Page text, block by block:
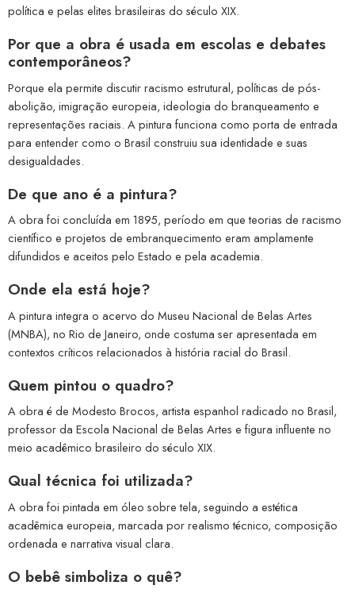
política e pelas elites brasileiras do século XIX.
Por que a obra é usada em escolas e debates
contemporâneos?
Porque ela permite discutir racismo estrutural, políticas de pós-
abolição, imigração europeia, ideologia do branqueamento e
representações raciais. A pintura funciona como porta de entrada
para entender como o Brasil construiu sua identidade e suas
desigualdades.
De que ano é a pintura?
A obra foi concluída em 1895, período em que teorias de racismo
científico e projetos de embranquecimento eram amplamente
difundidos e aceitos pelo Estado e pela academia.
Onde ela está hoje?
A pintura integra o acervo do Museu Nacional de Belas Artes
(MNBA), no Rio de Janeiro, onde costuma ser apresentada em
contextos críticos relacionados à história racial do Brasil.
Quem pintou o quadro?
A obra é de Modesto Brocos, artista espanhol radicado no Brasil,
professor da Escola Nacional de Belas Artes e figura influente no
meio acadêmico brasileiro do século XIX.
Qual técnica foi utilizada?
A obra foi pintada em óleo sobre tela, seguindo a estética
acadêmica europeia, marcada por realismo técnico, composição
ordenada e narrativa visual clara.
O bebê simboliza o quê?